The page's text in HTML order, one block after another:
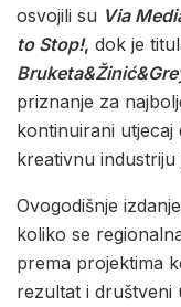
osvojili su Via
to Stop!, dok je
priznanje za
kontinuirani
kreativnu
Ovogodišnje izdanje
koliko se
prema projektima
rezultat i društveni